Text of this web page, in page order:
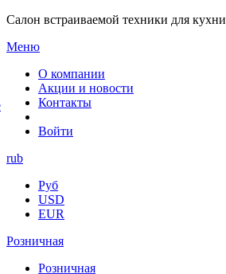
Салон встраиваемой техники для кухни
Меню
О компании
Акции и новости
Контакты
Войти
rub
Руб
USD
EUR
Розничная
Розничная